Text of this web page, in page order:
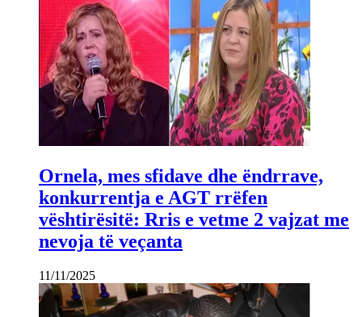
Ornela, mes sfidave dhe ëndrrave,
konkurrentja e AGT rrëfen
vështirësitë: Rris e vetme 2 vajzat me
nevoja të veçanta
11/11/2025